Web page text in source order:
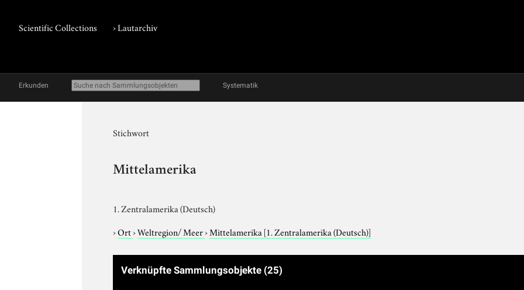
Scientific Collections ›Lautarchiv
Erkunden Systematik
Stichwort
Mittelamerika
1. Zentralamerika (Deutsch)
›Ort›Weltregion/ Meer›Mittelamerika [1. Zentralamerika (Deutsch)]
Verknüpfte Sammlungsobjekte (25)